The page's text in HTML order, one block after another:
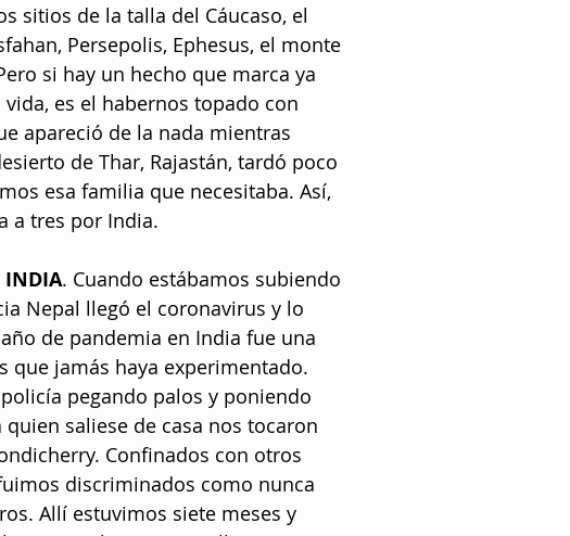
sitios de la talla del Cáucaso, el
Persepolis, Ephesus, el monte
si hay un hecho que marca ya
es el habernos topado con
apareció de la nada mientras
de Thar, Rajastán, tardó poco
esa familia que necesitaba. Así,
a tres por India.
INDIA. Cuando estábamos subiendo
Nepal llegó el coronavirus y lo
de pandemia en India fue una
que jamás haya experimentado.
pegando palos y poniendo
saliese de casa nos tocaron
Confinados con otros
discriminados como nunca
Allí estuvimos siete meses y